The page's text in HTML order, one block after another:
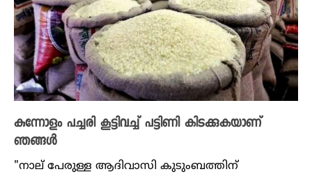
കുന്നോളം പച്ചരി കൂട്ടിവച്ച് പട്ടിണി കിടക്കുകയാണ്
ഞങ്ങൾ
"നാല് പേരുള്ള ആദിവാസി കുടുംബത്തിന്